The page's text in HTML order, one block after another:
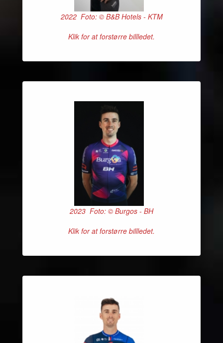
2022 Foto: © B&B Hotels - KTM
Klik for at forstørre billledet.
2023 Foto: © Burgos - BH
Klik for at forstørre billledet.